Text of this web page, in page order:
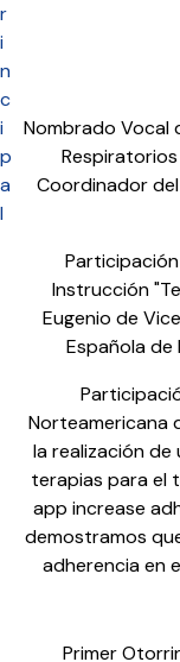
r
i
n
c
i
p
a
l
Nombrado Vocal
Respiratorios
Coordinador
Instrucción
Eugenio de
Española de
Norteamericana
la realización
terapias para el
app increase
demostramos
adherencia en
Primer